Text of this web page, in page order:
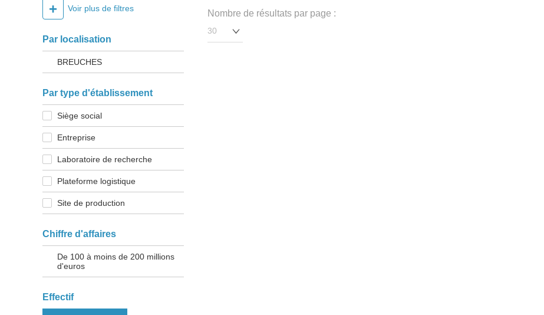
+ Voir plus de filtres
Par localisation
BREUCHES
Par type d'établissement
Siège social
Entreprise
Laboratoire de recherche
Plateforme logistique
Site de production
Chiffre d'affaires
De 100 à moins de 200 millions
d'euros
Effectif
Nombre de résultats par page :